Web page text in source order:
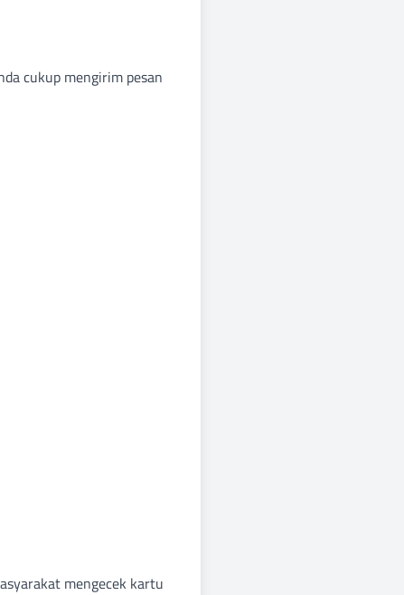
cukup mengirim pesan
mengecek kartu